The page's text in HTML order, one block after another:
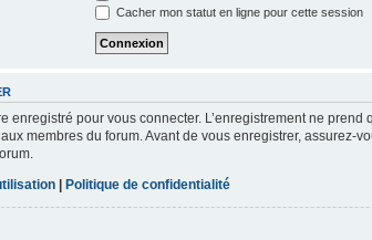
Cacher mon statut en ligne pour cette session
enregistré pour vous connecter. L’enregistrement ne
membres du forum. Avant de vous enregistrer, assurez-
| Politique de confidentialité